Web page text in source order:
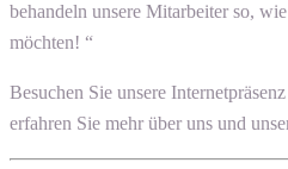
behandeln unsere Mitarbeiter so,
möchten! “
Besuchen Sie unsere
erfahren Sie mehr über uns und